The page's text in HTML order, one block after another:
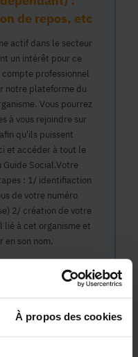
À propos des cookies
de repos, etc
actif dans le secteur
un intérêt pour ce
professionnel
notre plateforme du
Vous pourrez
à vous rejoindre sur
qu'ils puissent
et accéder à tout le
Social.Votre
: 1/ identifiaction
de votre numéro
2/ création de votre
lié à cet organisme et
son nom.